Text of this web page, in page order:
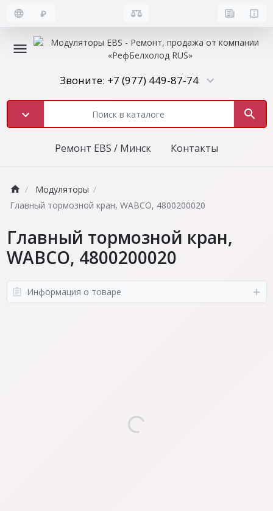
₽
Звоните: +7 (977) 449-87-74
Ремонт EBS / Минск Контакты
Модуляторы
Главный тормозной кран, WABCO, 4800200020
Главный тормозной кран,
WABCO, 4800200020
Информация о товаре